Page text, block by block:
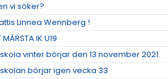
vi söker?
Linnea Wennberg !
MÄRSTA IK U19
vinter börjar den 13 november 2021.
börjar igen vecka 33